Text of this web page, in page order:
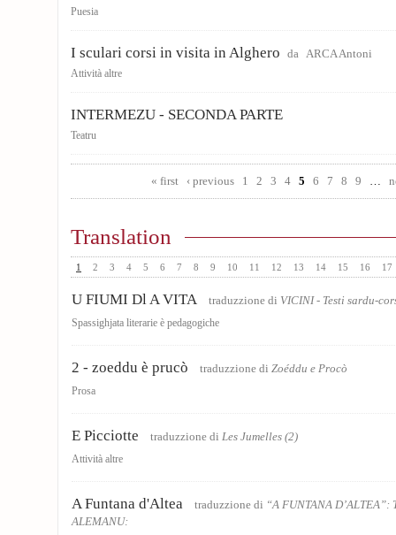
Puesia
I sculari corsi in visita in Alghero da ARCA Antoni
Attività altre
INTERMEZU - SECONDA PARTE
Teatru
« first
‹ previous 1 2 3 4 5 6 7 8 9 …
Translation
1 2 3 4 5 6 7 8 9 10 11 12 13 14 15 16 17
U FIUMI Dl A VITA traduzzione di VICINI - Testi sardu-
Spassighjata literarie è pedagogiche
2 - zoeddu è prucò traduzzione di Zoéddu e Procò
Prosa
E Picciotte traduzzione di Les Jumelles (2)
Attività altre
A Funtana d'Altea traduzzione di “A FUNTANA D’ALTEA”:
ALEMANU: